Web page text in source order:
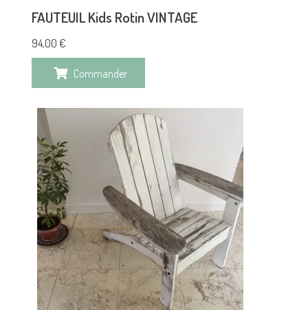
FAUTEUIL Kids Rotin VINTAGE
94,00 €
Commander